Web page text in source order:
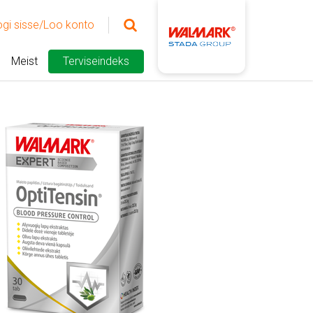
sisse/Loo konto
Meist Terviseindeks